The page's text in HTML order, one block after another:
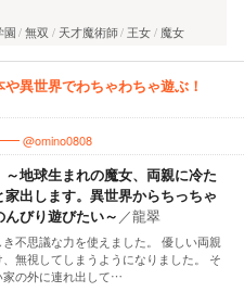
園 無双 天才魔術師 王女 魔女
異世界でわちゃわちゃ遊ぶ！
@omino0808
地球生まれの魔女、両親に冷た
出します。異世界からちっちゃ
びり遊びたい～ ／龍翠
不思議な力を使えました。 優しい両親
無視してしまうようになりました。 そ
家の外に連れ出して…